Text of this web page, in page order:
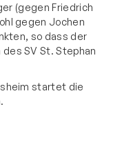
(gegen Friedrich
gegen Jochen
so dass der
SV St. Stephan
startet die